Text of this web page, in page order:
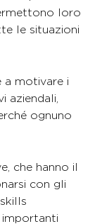
loro
le situazioni
a motivare i
aziendali,
ognuno
che hanno il
con gli